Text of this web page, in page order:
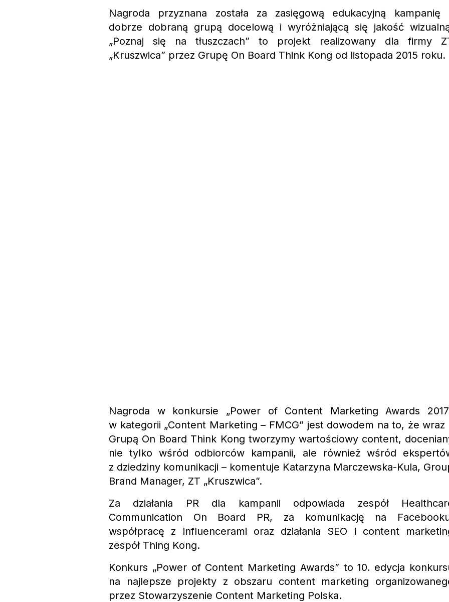
Nagroda przyznana została za zasięgową edukacyjną kampanię
dobrze dobraną grupą docelową i wyróżniającą się jakość
„Poznaj się na tłuszczach” to projekt realizowany dla firmy
„Kruszwica” przez Grupę On Board Think Kong od listopada 2015 roku.
Nagroda w konkursie „Power of Content Marketing Awards
w kategorii „Content Marketing – FMCG” jest dowodem na to, że wraz
Grupą On Board Think Kong tworzymy wartościowy content,
nie tylko wśród odbiorców kampanii, ale również wśród
z dziedziny komunikacji – komentuje Katarzyna Marczewska-Kula,
Brand Manager, ZT „Kruszwica”.
Za działania PR dla kampanii odpowiada zespół
Communication On Board PR, za komunikację na
współpracę z influencerami oraz działania SEO i content
zespół Thing Kong.
Konkurs „Power of Content Marketing Awards” to 10. edycja
na najlepsze projekty z obszaru content marketing
przez Stowarzyszenie Content Marketing Polska.